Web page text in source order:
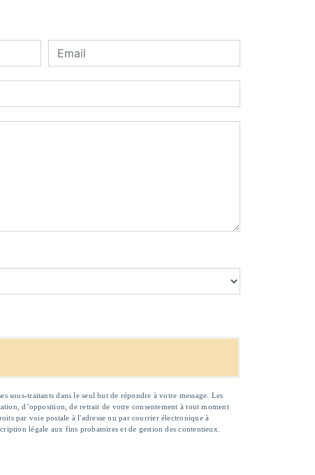
sous-traitants dans le seul but de répondre à votre message. Les
d’opposition, de retrait de votre consentement à tout moment
par voie postale à l'adresse ou par courrier électronique à
légale aux fins probatoires et de gestion des contentieux.